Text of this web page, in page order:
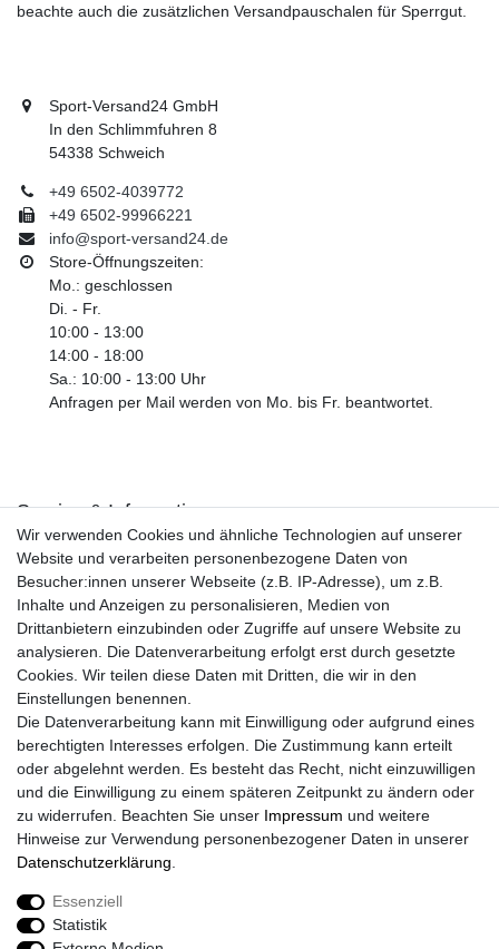
beachte auch die zusätzlichen Versandpauschalen für Sperrgut.
Sport-Versand24 GmbH
In den Schlimmfuhren 8
54338 Schweich
+49 6502-4039772
+49 6502-99966221
info@sport-versand24.de
Store-Öffnungszeiten:
Mo.: geschlossen
Di. - Fr.
10:00 - 13:00
14:00 - 18:00
Sa.: 10:00 - 13:00 Uhr
Anfragen per Mail werden von Mo. bis Fr. beantwortet.
Service & Informationen
Kontakt
Retouren
Widerrufsrecht
Widerrufs­formular
Impressum
Daten­schutz­erklärung
AGB
Größentabelle
Kataloge
Barrierefreiheitserklärung
Sicherheitsinformationen
Zahlung und Versand
Wir verwenden Cookies und ähnliche Technologien auf unserer
Website und verarbeiten personenbezogene Daten von
Besucher:innen unserer Webseite (z.B. IP-Adresse), um z.B.
Inhalte und Anzeigen zu personalisieren, Medien von
Drittanbietern einzubinden oder Zugriffe auf unsere Website zu
analysieren. Die Datenverarbeitung erfolgt erst durch gesetzte
Cookies. Wir teilen diese Daten mit Dritten, die wir in den
Einstellungen benennen.
Die Datenverarbeitung kann mit Einwilligung oder aufgrund eines
berechtigten Interesses erfolgen. Die Zustimmung kann erteilt
oder abgelehnt werden. Es besteht das Recht, nicht einzuwilligen
und die Einwilligung zu einem späteren Zeitpunkt zu ändern oder
zu widerrufen. Beachten Sie unser Impressum und weitere
Hinweise zur Verwendung personenbezogener Daten in unserer
Daten­schutz­erklärung
Essenziell
Statistik